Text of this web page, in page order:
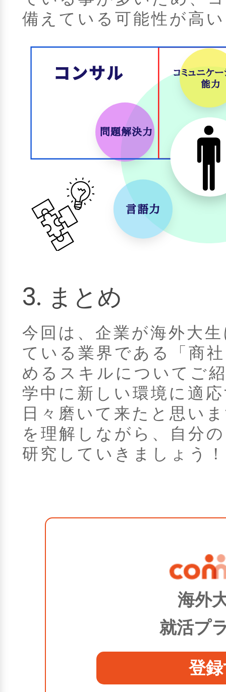
備えている可能性が高
3. まとめ
今回は、企業が海外大
ている業界である「商
めるスキルについてご
学中に新しい環境に適
日々磨いて来たと思い
を理解しながら、自分
研究していきましょう！
海外
就活プ
登